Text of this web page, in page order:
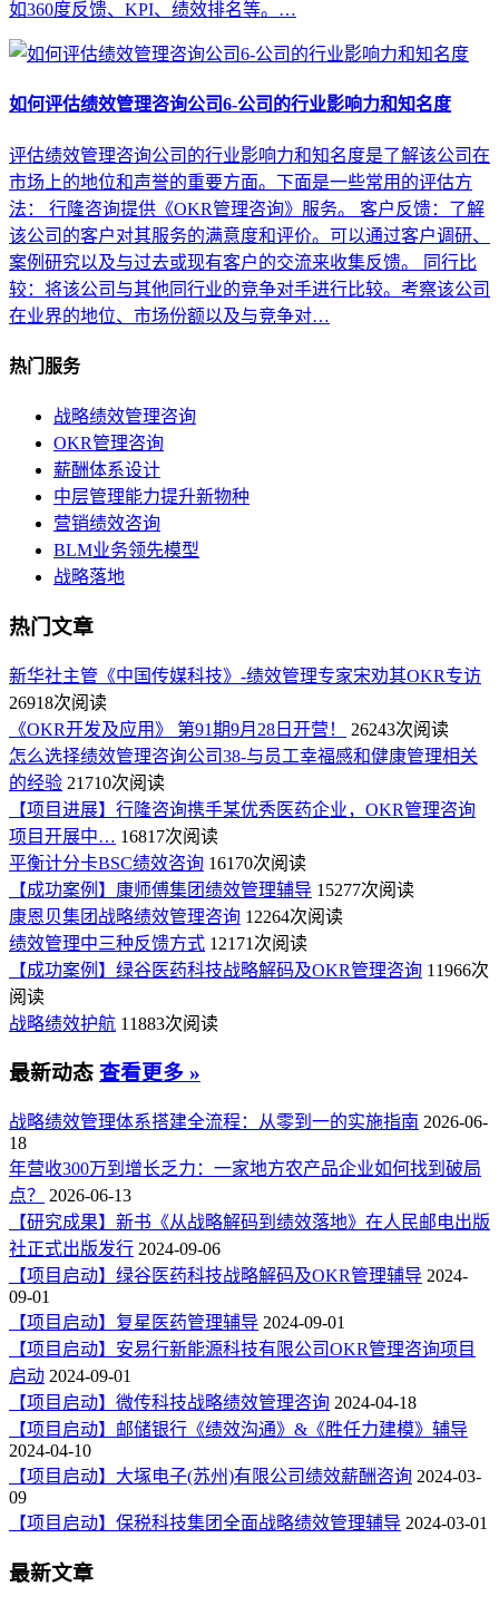
如360度反馈、KPI、绩效排名等。…
如何评估绩效管理咨询公司6-公司的行业影响力和知名度
评估绩效管理咨询公司的行业影响力和知名度是了解该公司在
市场上的地位和声誉的重要方面。下面是一些常用的评估方
法： 行隆咨询提供《OKR管理咨询》服务。 客户反馈：了解
该公司的客户对其服务的满意度和评价。可以通过客户调研、
案例研究以及与过去或现有客户的交流来收集反馈。 同行比
较：将该公司与其他同行业的竞争对手进行比较。考察该公司
在业界的地位、市场份额以及与竞争对…
热门服务
战略绩效管理咨询
OKR管理咨询
薪酬体系设计
中层管理能力提升新物种
营销绩效咨询
BLM业务领先模型
战略落地
热门文章
新华社主管《中国传媒科技》-绩效管理专家宋劝其OKR专访
26918次阅读
《OKR开发及应用》 第91期9月28日开营！
26243次阅读
怎么选择绩效管理咨询公司38-与员工幸福感和健康管理相关
的经验 21710次阅读
【项目进展】行隆咨询携手某优秀医药企业，OKR管理咨询
项目开展中… 16817次阅读
平衡计分卡BSC绩效咨询 16170次阅读
【成功案例】康师傅集团绩效管理辅导 15277次阅读
康恩贝集团战略绩效管理咨询 12264次阅读
绩效管理中三种反馈方式 12171次阅读
【成功案例】绿谷医药科技战略解码及OKR管理咨询 11966次
阅读
战略绩效护航 11883次阅读
最新动态 查看更多 »
战略绩效管理体系搭建全流程：从零到一的实施指南 2026-06-
18
年营收300万到增长乏力：一家地方农产品企业如何找到破局
点？
2026-06-13
【研究成果】新书《从战略解码到绩效落地》在人民邮电出版
社正式出版发行 2024-09-06
【项目启动】绿谷医药科技战略解码及OKR管理辅导 2024-
09-01
【项目启动】复星医药管理辅导 2024-09-01
【项目启动】安易行新能源科技有限公司OKR管理咨询项目
启动 2024-09-01
【项目启动】微传科技战略绩效管理咨询 2024-04-18
【项目启动】邮储银行《绩效沟通》&《胜任力建模》辅导
2024-04-10
【项目启动】大塚电子(苏州)有限公司绩效薪酬咨询 2024-03-
09
【项目启动】保税科技集团全面战略绩效管理辅导 2024-03-01
最新文章